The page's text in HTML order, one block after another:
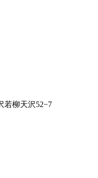
若柳天沢52−7